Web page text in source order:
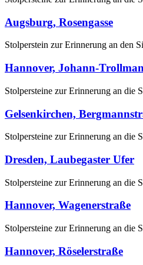
Augsburg, Rosengasse
Stolperstein zur Erinnerung an den
Hannover, Johann-
Stolpersteine zur Erinnerung an die
Gelsenkirchen,
Stolpersteine zur Erinnerung an die
Dresden, Laubegaster Ufer
Stolpersteine zur Erinnerung an die
Hannover, Wagenerstraße
Stolpersteine zur Erinnerung an die
Hannover, Röselerstraße